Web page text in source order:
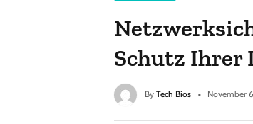
Schutz Ihrer
By Tech Bios November